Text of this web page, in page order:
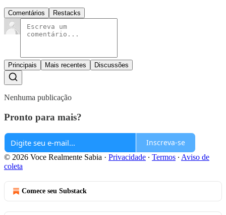
Comentários Restacks
Principais Mais recentes Discussões
Nenhuma publicação
Pronto para mais?
Inscreva-se
© 2026 Voce Realmente Sabia · Privacidade ∙ Termos ∙ Aviso de
coleta
Comece seu Substack